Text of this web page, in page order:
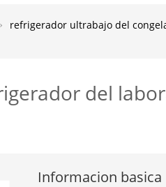
refrigerador ultrabajo del
del
Informacion basica